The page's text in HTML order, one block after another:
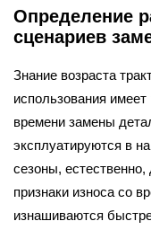
Определение
сценариев
Знание возраста
использования
времени замены
эксплуатируются в
сезоны,
признаки износа со
изнашиваются